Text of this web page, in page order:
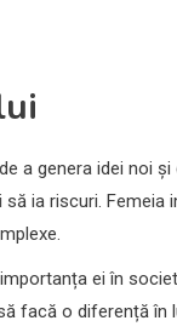
a genera idei noi
ia riscuri. Femeia
ei în
facă o diferență în